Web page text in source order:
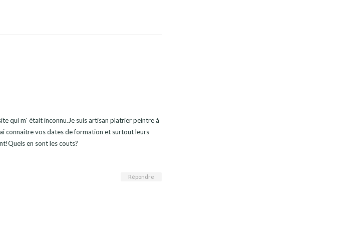
qui m' était inconnu.Je suis artisan platrier peintre à
connaitre vos dates de formation et surtout leurs
en sont les couts?
Répondre